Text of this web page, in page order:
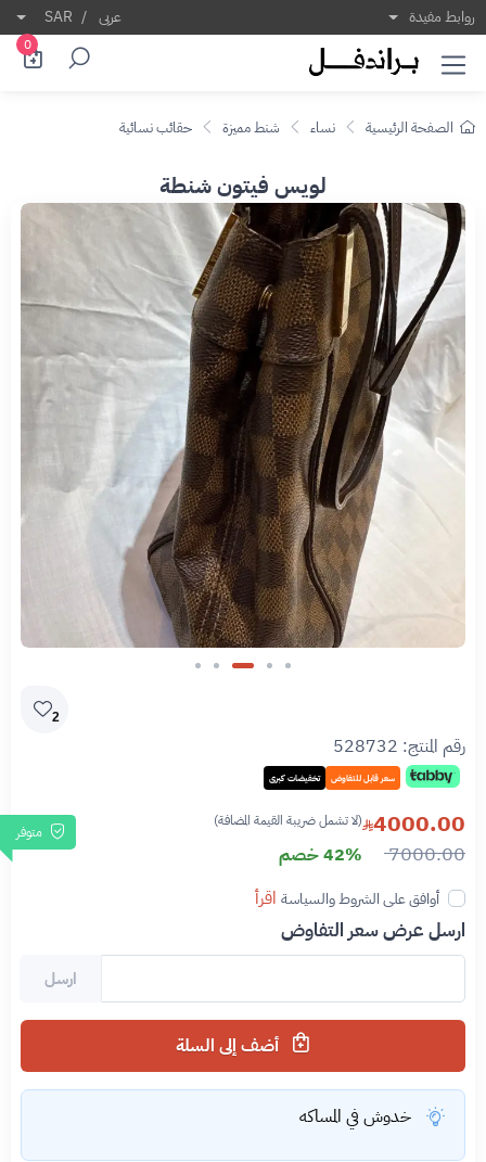
روابط مفيدة عربى /
SAR
0
الصفحة الرئيسية نساء شنط مميزة حقائب نسائية
لويس فيتون شنطة
2
رقم المنتج: 528732
سعر قابل للتفاوض تخفيضات كبرى
متوفر 4000.00 (لا تشمل ضريبة القيمة المضافة)
7000.00 42% خصم
أوافق على الشروط والسياسة اقرأ
ارسل عرض سعر التفاوض
ارسل
خدوش في المساكه